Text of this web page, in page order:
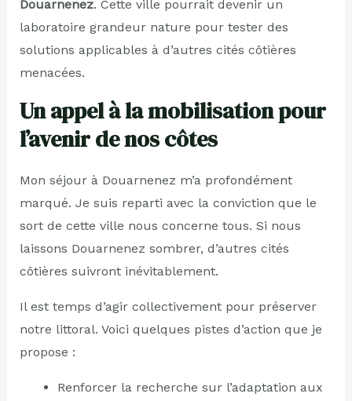
Douarnenez. Cette ville pourrait devenir un
laboratoire grandeur nature pour tester des
solutions applicables à d’autres cités côtières
menacées.
Un appel à la mobilisation pour
l’avenir de nos côtes
Mon séjour à Douarnenez m’a profondément
marqué. Je suis reparti avec la conviction que le
sort de cette ville nous concerne tous. Si nous
laissons Douarnenez sombrer, d’autres cités
côtières suivront inévitablement.
Il est temps d’agir collectivement pour préserver
notre littoral. Voici quelques pistes d’action que je
propose :
Renforcer la recherche sur l’adaptation aux